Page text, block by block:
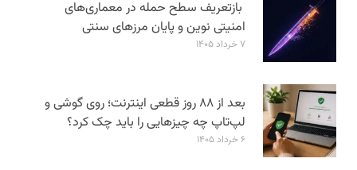
بازتعریف سطح حمله در معماری‌های
امنیتی نوین و پایان مرزهای سنتی
۷ خرداد ۱۴۰۵
بعد از ۸۸ روز قطعی اینترنت؛ روی گوشی و
لپ‌تاپ چه چیزهایی را باید چک کرد؟
۶ خرداد ۱۴۰۵